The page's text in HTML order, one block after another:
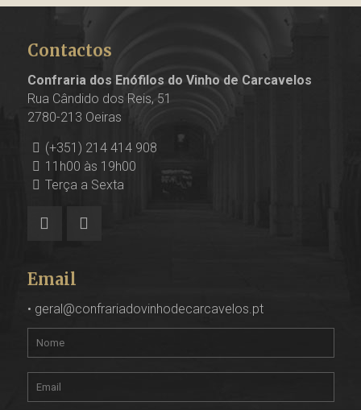
Contactos
Confraria dos Enófilos do Vinho de Carcavelos
Rua Cândido dos Reis, 51
2780-213 Oeiras
(+351) 214 414 908
11h00 às 19h00
Terça a Sexta
Email
• geral@confrariadovinhodecarcavelos.pt